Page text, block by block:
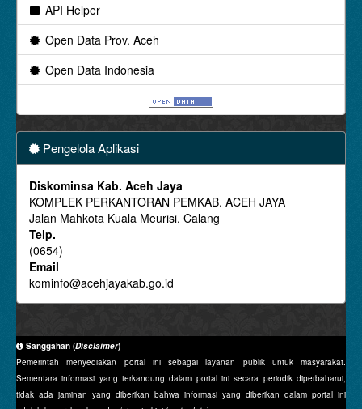
API Helper
Open Data Prov. Aceh
Open Data Indonesia
Pengelola Aplikasi
Diskominsa Kab. Aceh Jaya
KOMPLEK PERKANTORAN PEMKAB. ACEH JAYA
Jalan Mahkota Kuala Meurisi, Calang
Telp.
(0654)
Email
kominfo@acehjayakab.go.id
Sanggahan (Disclaimer)
Pemerintah menyediakan portal ini sebagai layanan publik untuk masyarakat.
Sementara informasi yang terkandung dalam portal ini secara periodik diperbaharui,
tidak ada jaminan yang diberikan bahwa informasi yang diberikan dalam portal ini